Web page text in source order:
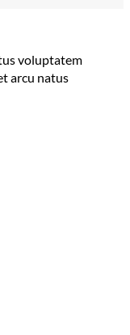
voluptatem
arcu natus